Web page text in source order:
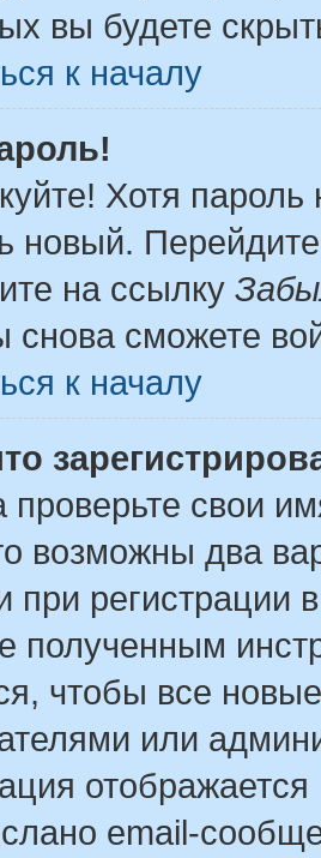
вы будете
к началу
Хотя пароль
новый.
на ссылку
снова сможете
к началу
проверьте свои
возможны два
при регистрации
полученным
чтобы все
или
отображается
email-